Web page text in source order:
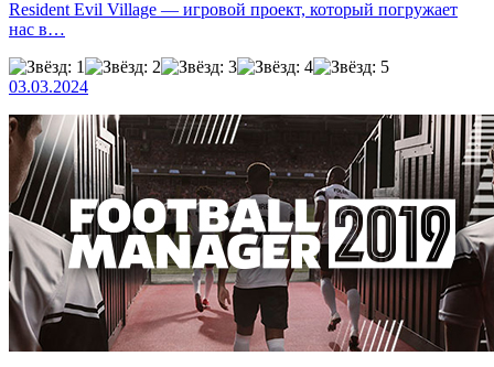
Resident Evil Village — игровой проект, который погружает
нас в…
03.03.2024